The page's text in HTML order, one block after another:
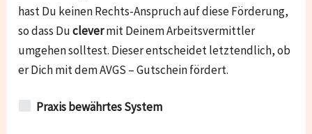
hast Du keinen Rechts-Anspruch auf diese Förderung,
so dass Duclevermit Deinem Arbeitsvermittler
umgehen solltest. Dieser entscheidet letztendlich, ob
er Dich mit dem AVGS – Gutschein fördert.
Praxis bewährtes System